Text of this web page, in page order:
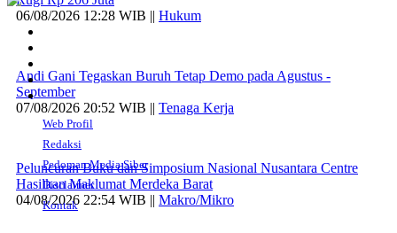
06/08/2026 12:28 WIB || Hukum
Andi Gani Tegaskan Buruh Tetap Demo pada Agustus -
September
07/08/2026 20:52 WIB || Tenaga Kerja
Peluncuran Buku dan Simposium Nasional Nusantara Centre
Hasilkan Maklumat Merdeka Barat
04/08/2026 22:54 WIB || Makro/Mikro
Web Profil
Redaksi
Pedoman Media Siber
Disclaimer
Kontak